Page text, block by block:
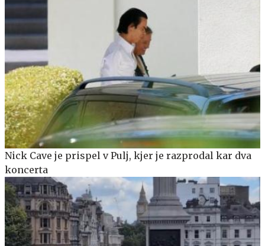
Nick Cave je prispel v Pulj, kjer je razprodal kar dva
koncerta